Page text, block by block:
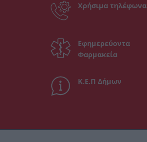
Χρήσιμα τηλέφωνα
Εφημερεύοντα
Φαρμακεία
Κ.Ε.Π Δήμων